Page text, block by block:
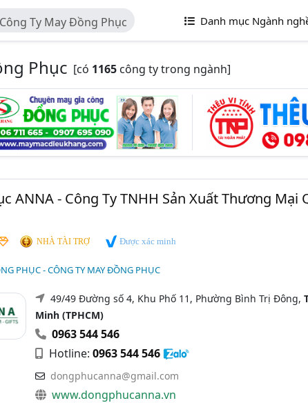
Ty May Đồng Phục Danh mục Ngành
Phục [có 1165 công ty trong ngành]
ANNA - Công Ty TNHH Sản Xuất Thương Mại
NHÀ TÀI TRỢ Được xác minh
PHỤC - CÔNG TY MAY ĐỒNG PHỤC
49/49 Đường số 4, Khu Phố 11, Phường Bình Trị Đông,
Minh (TPHCM)
0963 544 546
Hotline: 0963 544 546
dongphucanna@gmail.com
www.dongphucanna.vn